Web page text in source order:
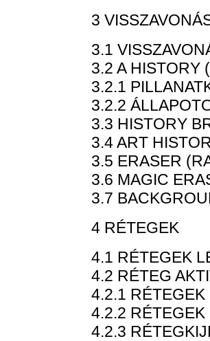
3
3.1
3.2 A HISTORY
3.2.1
3.2.2
3.3 HISTORY
3.4 ART
3.5 ERASER
3.6 MAGIC
3.7
4 RÉTEGEK
4.1 RÉTEGEK
4.2 RÉTEG
4.2.1 RÉTEGEK
4.2.2
4.2.3